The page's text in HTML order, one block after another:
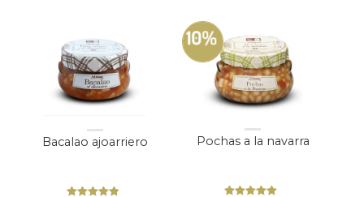
Bacalao ajoarriero
10%
Pochas a la navarra